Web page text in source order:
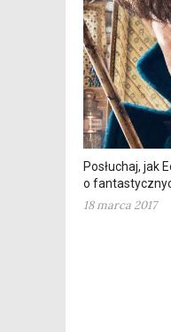
Posłuchaj, jak
o
18 marca 2017